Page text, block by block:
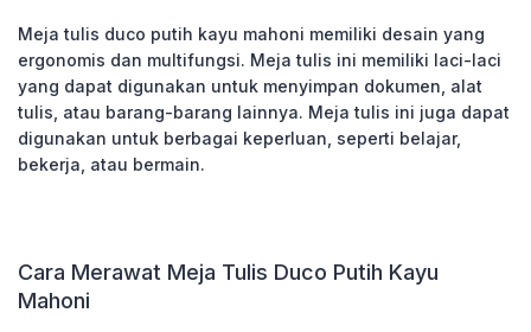
Meja tulis duco putih kayu mahoni memiliki desain yang
ergonomis dan multifungsi. Meja tulis ini memiliki laci-laci
yang dapat digunakan untuk menyimpan dokumen, alat
tulis, atau barang-barang lainnya. Meja tulis ini juga dapat
digunakan untuk berbagai keperluan, seperti belajar,
bekerja, atau bermain.
Cara Merawat Meja Tulis Duco Putih Kayu
Mahoni